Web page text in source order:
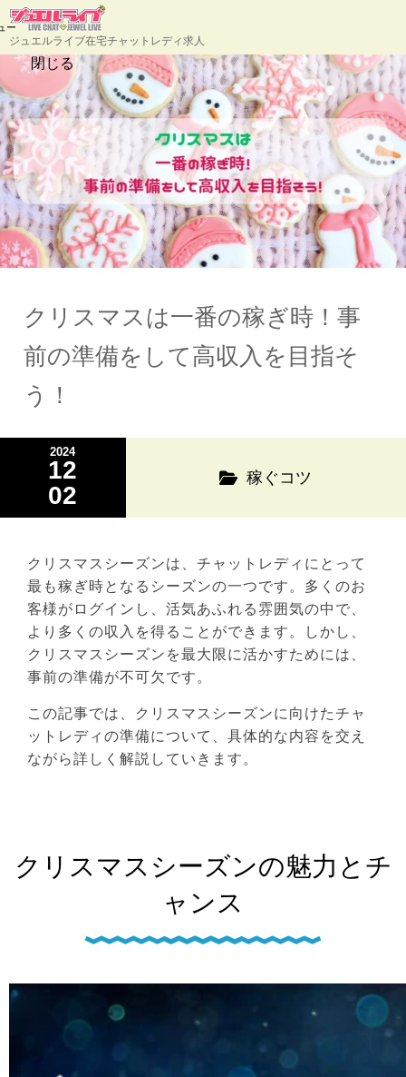
ジュエルライブ在宅チャットレディ求人
ー
閉じる
クリスマスは一番の稼ぎ時！事
前の準備をして高収入を目指そ
う！
2024
12
02
稼ぐコツ
クリスマスシーズンは、チャットレディにとって
最も稼ぎ時となるシーズンの一つです。多くのお
客様がログインし、活気あふれる雰囲気の中で、
より多くの収入を得ることができます。しかし、
クリスマスシーズンを最大限に活かすためには、
事前の準備が不可欠です。
この記事では、クリスマスシーズンに向けたチャ
ットレディの準備について、具体的な内容を交え
ながら詳しく解説していきます。
クリスマスシーズンの魅力とチ
ャンス